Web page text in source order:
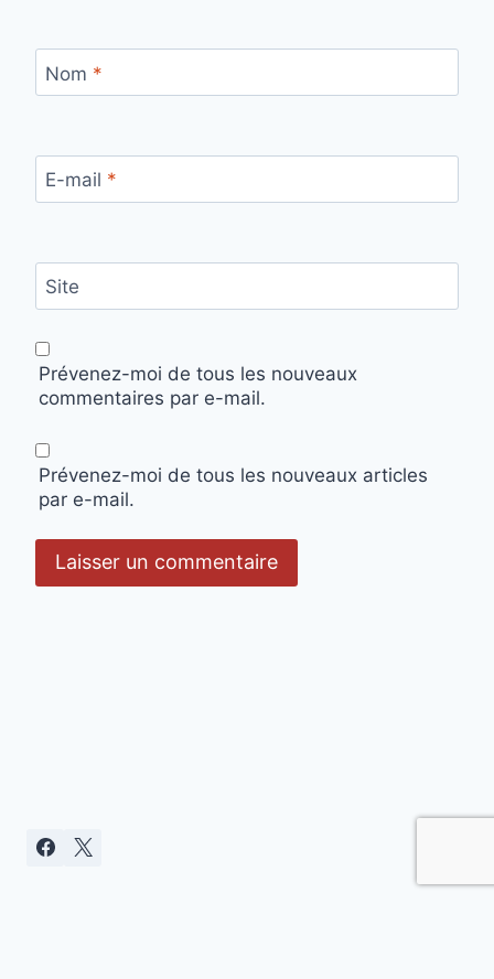
Nom *
E-mail *
Site
Prévenez-moi de tous les nouveaux
commentaires par e-mail.
Prévenez-moi de tous les nouveaux articles
par e-mail.